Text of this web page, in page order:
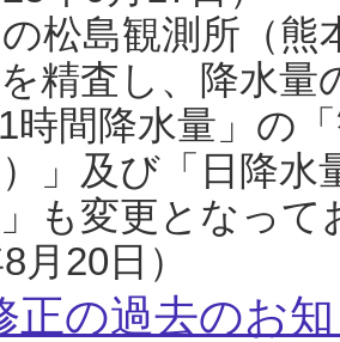
松島観測所（熊
精査し、降水
1時間降水量」の
」及び「日降
も変更となっ
月20日）
正の過去のお